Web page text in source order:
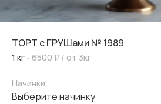
ТОРТ с ГРУШами № 1989
1 кг - 6500 ₽ / от 3кг
Начинки
выберите начинку